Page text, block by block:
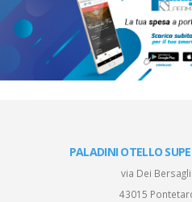
PALADINI OTELLO
via Dei
43015